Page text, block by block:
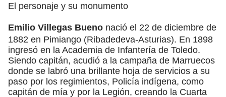
El personaje y su monumento
Emilio Villegas Bueno nació el 22 de diciembre de
1882 en Pimiango (Ribadedeva-Asturias). En 1898
ingresó en la Academia de Infantería de Toledo.
Siendo capitán, acudió a la campaña de Marruecos
donde se labró una brillante hoja de servicios a su
paso por los regimientos, Policía indígena, como
capitán de mía y por la Legión, creando la Cuarta